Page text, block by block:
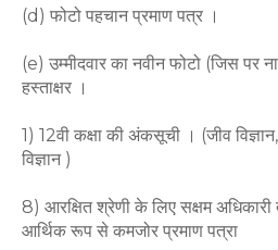
(d) फोटो पहचान प्रमाण पत्र ।
(e) उम्मीदवार का नवीन फोटो (जिस पर
हस्ताक्षर ।
1) 12वी कक्षा की अंकसूची । (जीव
विज्ञान )
8) आरक्षित श्रेणी के लिए सक्षम अधिकारी
आर्थिक रूप से कमजोर प्रमाण पत्रा